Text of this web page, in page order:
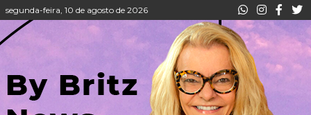
segunda-feira, 10 de agosto de 2026